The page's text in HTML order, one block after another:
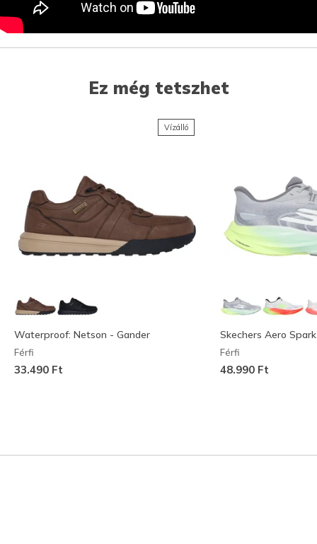
Ez még tetszhet
Vízálló
Waterproof: Netson - Gander
Férfi
33.490 Ft
Skechers Aero Spark
Férfi
48.990 Ft